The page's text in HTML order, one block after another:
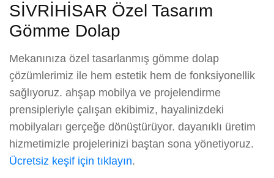
SİVRİHİSAR Özel Tasarım
Gömme Dolap
Mekanınıza özel tasarlanmış gömme dolap
çözümlerimiz ile hem estetik hem de fonksiyonellik
sağlıyoruz. ahşap mobilya ve projelendirme
prensipleriyle çalışan ekibimiz, hayalinizdeki
mobilyaları gerçeğe dönüştürüyor. dayanıklı üretim
hizmetimizle projelerinizi baştan sona yönetiyoruz.
Ücretsiz keşif için tıklayın.